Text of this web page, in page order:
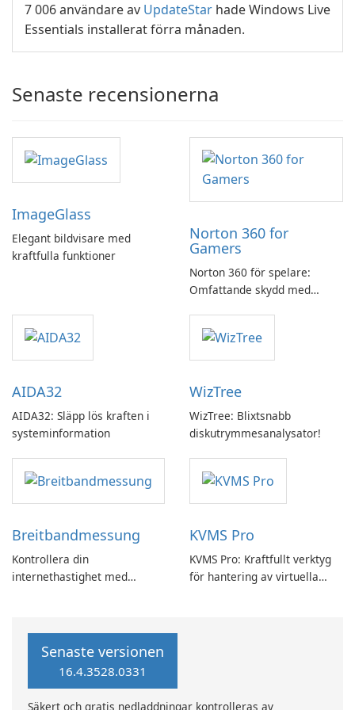
7 006 användare av UpdateStar hade Windows Live
Essentials installerat förra månaden.
Senaste recensionerna
ImageGlass
Elegant bildvisare med
kraftfulla funktioner
Norton 360 for
Gamers
Norton 360 för spelare:
Omfattande skydd med
AIDA32
AIDA32: Släpp lös kraften i
systeminformation
WizTree
WizTree: Blixtsnabb
diskutrymmesanalysator!
Breitbandmessung
Kontrollera din
internethastighet med
KVMS Pro
KVMS Pro: Kraftfullt verktyg
för hantering av virtuella
Senaste versionen
16.4.3528.0331
Säkert och gratis nedladdningar kontrolleras av